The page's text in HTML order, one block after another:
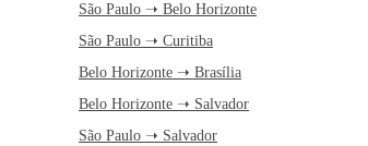
São Paulo ➝ Belo Horizonte
São Paulo ➝ Curitiba
Belo Horizonte ➝ Brasília
Belo Horizonte ➝ Salvador
São Paulo ➝ Salvador